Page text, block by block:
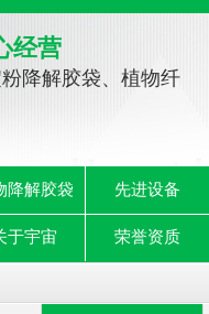
经营
降解胶袋、植物纤
降解胶袋 先进设备
于宇宙 荣誉资质